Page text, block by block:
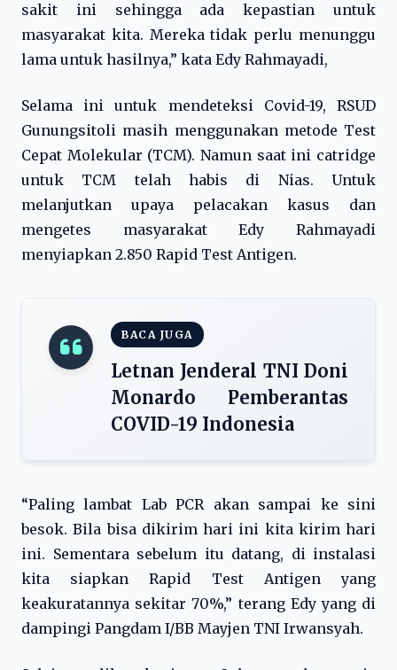
sakit ini sehingga ada kepastian untuk
masyarakat kita. Mereka tidak perlu menunggu
lama untuk hasilnya,” kata Edy Rahmayadi,
Selama ini untuk mendeteksi Covid-19, RSUD
Gunungsitoli masih menggunakan metode Test
Cepat Molekular (TCM). Namun saat ini catridge
untuk TCM telah habis di Nias. Untuk
melanjutkan upaya pelacakan kasus dan
mengetes masyarakat Edy Rahmayadi
menyiapkan 2.850 Rapid Test Antigen.
BACA JUGA
Letnan Jenderal TNI Doni
Monardo Pemberantas
COVID-19 Indonesia
“Paling lambat Lab PCR akan sampai ke sini
besok. Bila bisa dikirim hari ini kita kirim hari
ini. Sementara sebelum itu datang, di instalasi
kita siapkan Rapid Test Antigen yang
keakuratannya sekitar 70%,” terang Edy yang di
dampingi Pangdam I/BB Mayjen TNI Irwansyah.